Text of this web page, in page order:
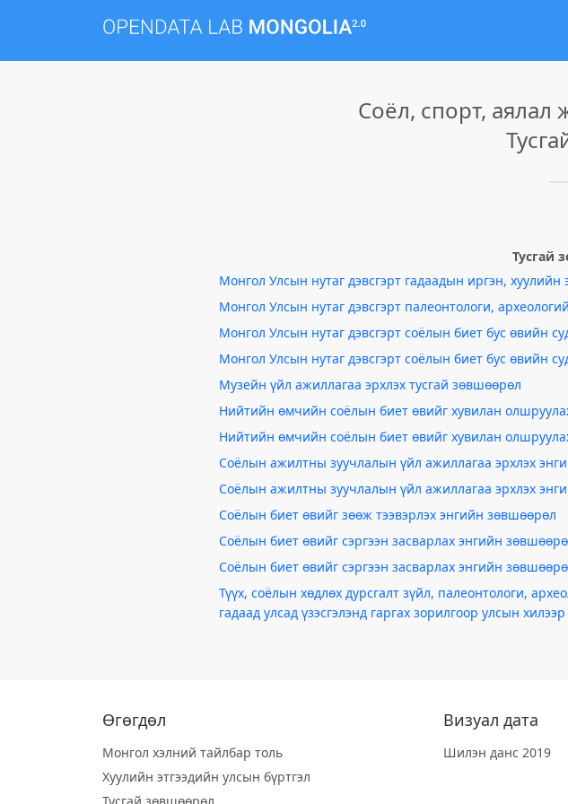
Соёл, спорт, аялал
Тусгай
Монгол Улсын нутаг дэвсгэрт гадаадын иргэн, хуулийн
Монгол Улсын нутаг дэвсгэрт палеонтологи,
Монгол Улсын нутаг дэвсгэрт соёлын биет бус өвийн
Монгол Улсын нутаг дэвсгэрт соёлын биет бус өвийн
Музейн үйл ажиллагаа эрхлэх тусгай зөвшөөрөл
Нийтийн өмчийн соёлын биет өвийг хувилан
Нийтийн өмчийн соёлын биет өвийг хувилан
Соёлын ажилтны зуучлалын үйл ажиллагаа эрхлэх
Соёлын ажилтны зуучлалын үйл ажиллагаа эрхлэх
Соёлын биет өвийг зөөж тээвэрлэх энгийн зөвшөөрөл
Соёлын биет өвийг сэргээн засварлах энгийн
Соёлын биет өвийг сэргээн засварлах энгийн
Түүх, соёлын хөдлөх дурсгалт зүйл, палеонтологи,
гадаад улсад үзэсгэлэнд гаргах зорилгоор улсын
Өгөгдөл
Монгол хэлний тайлбар толь
Хуулийн этгээдийн улсын бүртгэл
Визуал дата
Шилэн данс 2019